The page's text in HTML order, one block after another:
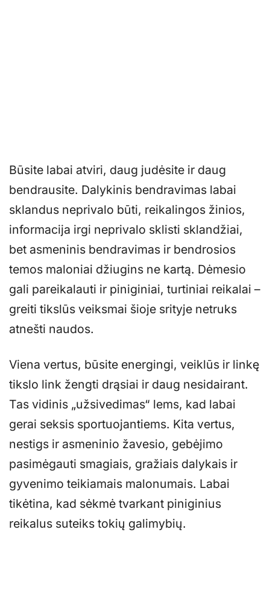
Būsite labai atviri, daug judėsite ir daug
bendrausite. Dalykinis bendravimas labai
sklandus neprivalo būti, reikalingos žinios,
informacija irgi neprivalo sklisti sklandžiai,
bet asmeninis bendravimas ir bendrosios
temos maloniai džiugins ne kartą. Dėmesio
gali pareikalauti ir piniginiai, turtiniai reikalai –
greiti tikslūs veiksmai šioje srityje netruks
atnešti naudos.
Viena vertus, būsite energingi, veiklūs ir linkę
tikslo link žengti drąsiai ir daug nesidairant.
Tas vidinis „užsivedimas“ lems, kad labai
gerai seksis sportuojantiems. Kita vertus,
nestigs ir asmeninio žavesio, gebėjimo
pasimėgauti smagiais, gražiais dalykais ir
gyvenimo teikiamais malonumais. Labai
tikėtina, kad sėkmė tvarkant piniginius
reikalus suteiks tokių galimybių.